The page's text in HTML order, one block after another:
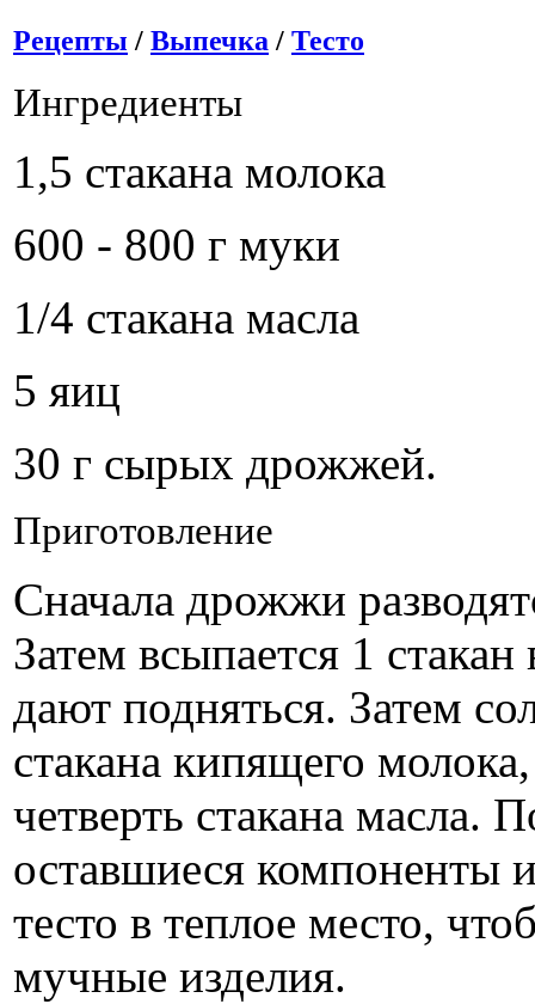
Рецепты / Выпечка / Тесто
Ингредиенты
1,5 стакана молока
600 - 800 г муки
1/4 стакана масла
5 яиц
30 г сырых дрожжей.
Приготовление
Сначала дрожжи
Затем всыпается 1
дают подняться. Затем
стакана кипящего
четверть стакана масла.
оставшиеся компоненты
тесто в теплое место,
мучные изделия.